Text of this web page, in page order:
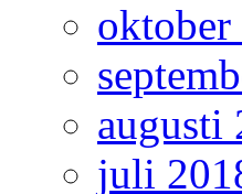
oktober
augusti
juli